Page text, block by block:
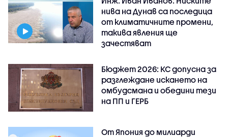
нива на Дунав са последица
от климатичните промени,
такива явления ще
зачестяват
Бюджет 2026: КС допусна за
разглеждане искането на
омбудсмана и обедини тези
на ПП и ГЕРБ
От Япония до милиарди